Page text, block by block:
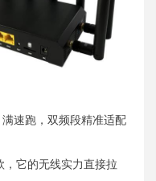
满速跑，双频段精准适配
，它的无线实力直接拉